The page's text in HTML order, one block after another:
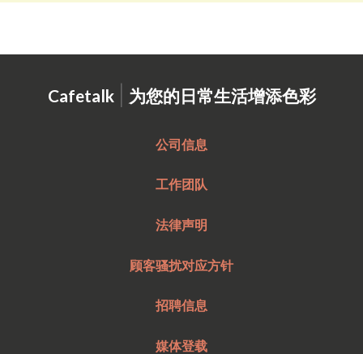
Cafetalk | 为您的日常生活增添色彩
公司信息
工作团队
法律声明
顾客骚扰对应方针
招聘信息
媒体登载